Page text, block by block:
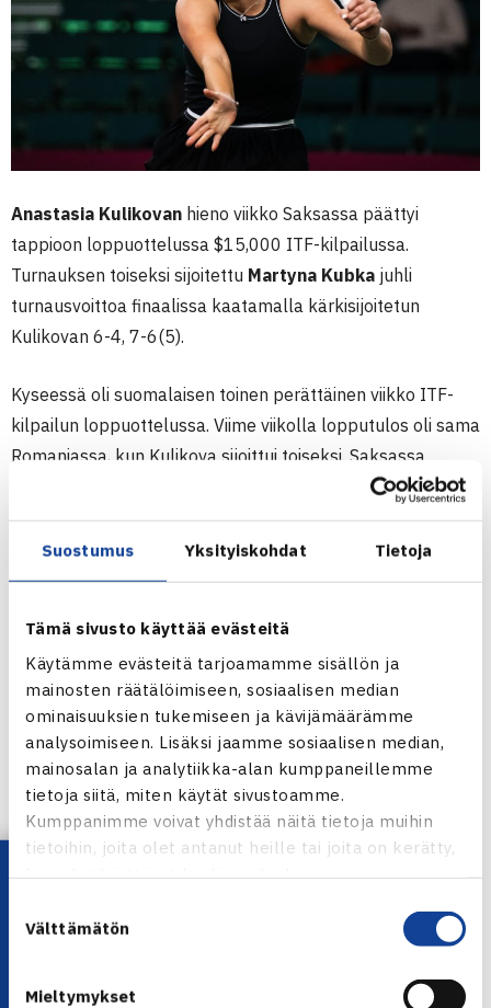
Suostumus Yksityiskohdat Tietoja
Tämä sivusto käyttää evästeitä
Käytämme evästeitä tarjoamamme sisällön ja
mainosten räätälöimiseen, sosiaalisen median
ominaisuuksien tukemiseen ja kävijämäärämme
analysoimiseen. Lisäksi jaamme sosiaalisen median,
mainosalan ja analytiikka-alan kumppaneillemme
tietoja siitä, miten käytät sivustoamme.
Kumppanimme voivat yhdistää näitä tietoja muihin
tietoihin, joita olet antanut heille tai joita on kerätty,
kun olet käyttänyt heidän palvelujaan.
valinta
Välttämätön
Mieltymykset
Anastasia Kulikovan hieno viikko Saksassa päättyi
tappioon loppuottelussa $15,000 ITF-kilpailussa.
Turnauksen toiseksi sijoitettu Martyna Kubka juhli
turnausvoittoa finaalissa kaatamalla kärkisijoitetun
Kulikovan 6-4, 7-6(5).
Kyseessä oli suomalaisen toinen perättäinen viikko ITF-
kilpailun loppuottelussa. Viime viikolla lopputulos oli sama
Romaniassa, kun Kulikova sijoittui toiseksi. Saksassa
Kulikova (WTA-376) voitti loppuotteluun päästäkseen
neljä ottelua – kaikki suoraan kahdessa erässä.
W15 ITF WORLD TENNIS TOUR | SAKSA
Ensi viikolla kovavireinen Kulikova nähdään Adeona
Helsinki Openissa $30,000 ITF-kilpailussa. Kulikova
aloittaa kaksinpeli urakkansa Talin Tenniskeskuksessa
keskiviikkona 5.3. klo 17.30 alkavassa iltasessiossa.
Toista kertaa järjestettävä Adeona Helsinki Open
ammattilaisturnaus pelataan Talin
Tenniskeskuksessa 3.-9.3.
TAPAHTUMASIVUSTO
Lataa OmaTennis!